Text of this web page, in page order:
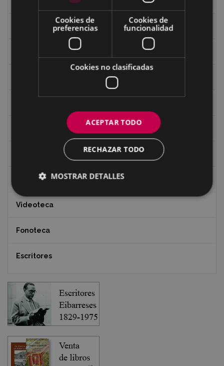
Revista "Gure Herria"
Documentos y artículos
EXFIBAR
Videoteca
Fonoteca
Escritores
Cookies de
preferencias
Cookies de
funcionalidad
Cookies no clasificadas
ACEPTAR TODO
RECHAZAR TODO
MOSTRAR DETALLES